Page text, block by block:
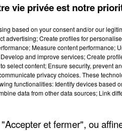
ira défier Granville
3, on va jouer la
d'Aubervilliers, samedi.
vie privée est notre
based on your consent and/or our
advertising; Create profiles for
Measure content performance;
and improve services; Create
select content; Ensure security, prevent
privacy choices. These
functionalities: Identify devices based
data from other data sources; Link
et fermer", ou